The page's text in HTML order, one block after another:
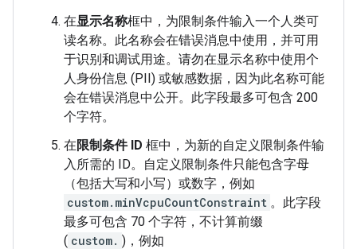
在显示名称框中，为限制条件输入一个人类可
读名称。此名称会在错误消息中使用，并可用
于识别和调试用途。请勿在显示名称中使用个
人身份信息 (PII) 或敏感数据，因为此名称可能
会在错误消息中公开。此字段最多可包含 200
个字符。
在限制条件 ID 框中，为新的自定义限制条件输
入所需的 ID。自定义限制条件只能包含字母
（包括大写和小写）或数字，例如
custom.minVcpuCountConstraint 。此字段
最多可包含 70 个字符，不计算前缀
( custom. )，例如